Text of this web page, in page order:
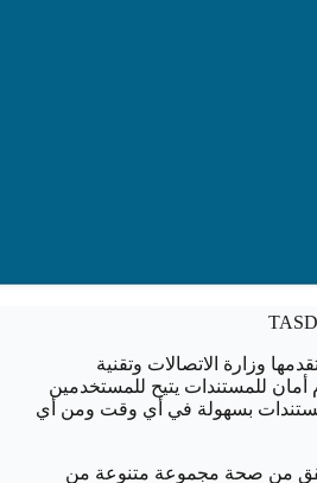
وزارة الاتصالات وتقنية
أمان للمستندات يتيح للمستخدمين
بسهولة في أي وقت ومن أي
من صحة مجموعة متنوعة من